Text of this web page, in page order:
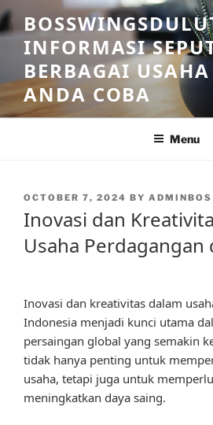
Skip
to
contentINFORMASI
BERBAGAI
ANDA COBA
Menu
POSTED
OCTOBER 7, 2024 BY ADMINBOS
Inovasi dan
Usaha
Inovasi dan kreativitas dalam
Indonesia menjadi kunci utama
persaingan global yang semakin
tidak hanya penting untuk
usaha, tetapi juga untuk
meningkatkan daya saing.